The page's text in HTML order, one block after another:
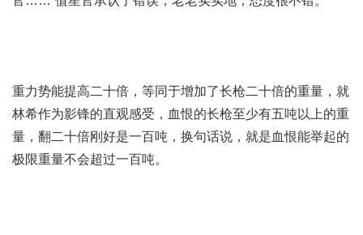
重力势能提高二十倍，等同于增加了长枪二十倍的重量，就
林希作为影锋的直观感受，血恨的长枪至少有五吨以上的重
量，翻二十倍刚好是一百吨，换句话说，就是血恨能举起的
极限重量不会超过一百吨。